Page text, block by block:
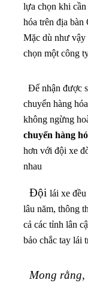
lựa chọn khi
hóa trên địa
Mặc dù như vậy
chọn một công
Để nhận được
chuyển hàng
không ngừng
chuyển hàng
hơn với đội xe
nhau
Đội lái xe
lâu năm, thông
cả các tỉnh lân
bảo chắc tay lái
Mong rằng,